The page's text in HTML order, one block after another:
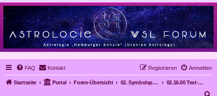
FAQ Kontakt Anmelden
Registrieren
Startseite Portal Foren-Übersicht 02. Symbolsprache Astrologie
02.16.00 Text-Kombinationen, Textgestaltung, sinnvolle Kombinationen